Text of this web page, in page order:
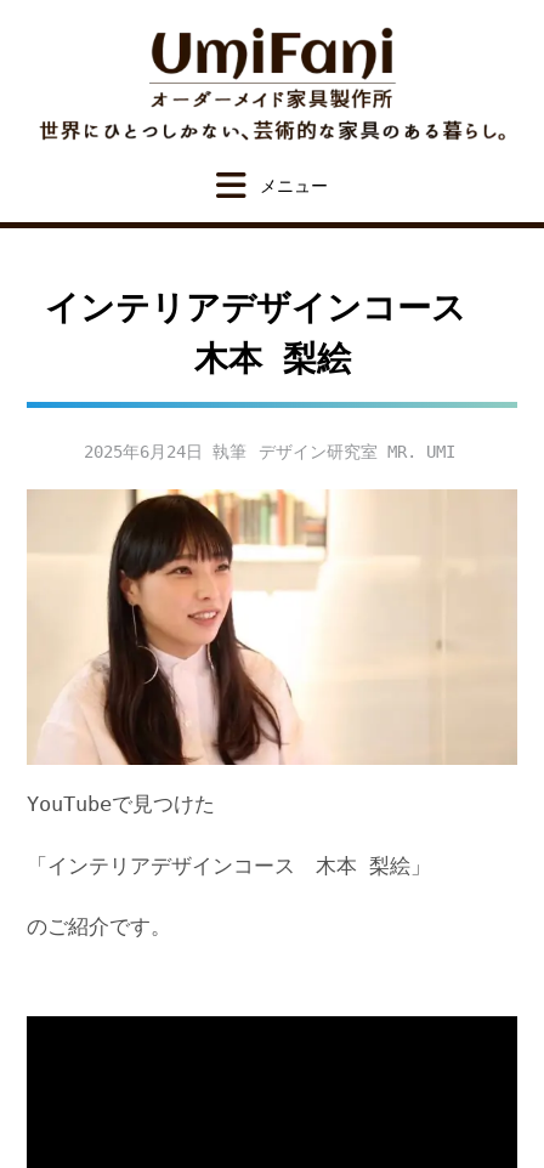
インテリアデザインコース
木本 梨絵
2025年6月24日 デザイン研究室 MR. UMI
YouTubeで見つけた
「インテリアデザインコース 木本 梨絵」
のご紹介です。